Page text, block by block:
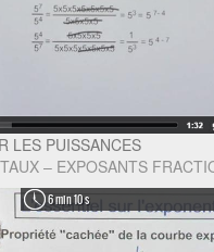
LES PUISSANCES
– EXPOSANTS
6 min 10 s